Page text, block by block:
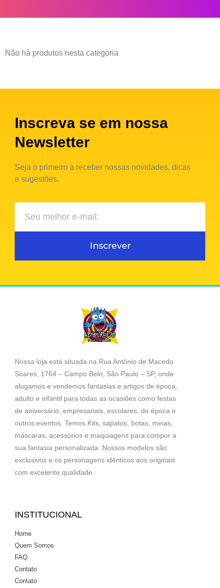
Não há produtos nesta categoria
Inscreva se em nossa
Newsletter
Seja o primeiro a receber nossas novidades, dicas
e sugestões.
Inscrever
Nossa loja está situada na Rua Antônio de Macedo
Soares, 1764 – Campo Belo, São Paulo – SP, onde
alugamos e vendemos fantasias e artigos de época,
adulto e infantil para todas as ocasiões como festas
de aniversário, empresariais, escolares, de época e
outros eventos. Temos Kits, sapatos, botas, meias,
máscaras, acessórios e maquiagens para compor a
sua fantasia personalizada. Nossos modelos são
exclusivos e os personagens idênticos aos originais
com excelente qualidade.
INSTITUCIONAL
Home
Quem Somos
FAQ
Contato
Contato